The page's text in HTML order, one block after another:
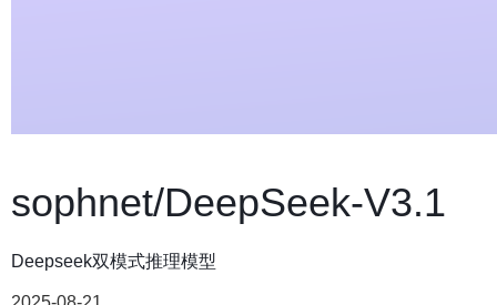
sophnet/DeepSeek-V3.1
Deepseek双模式推理模型